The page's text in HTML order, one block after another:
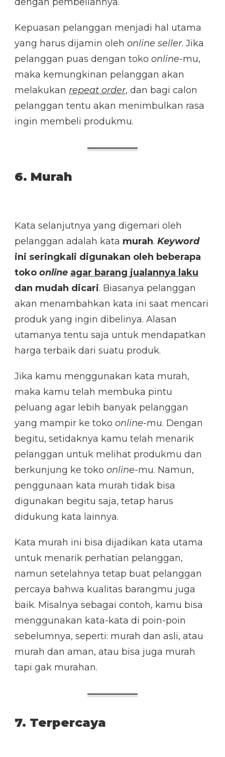
Kepuasan pelanggan menjadi hal utama
yang harus dijamin oleh online seller. Jika
pelanggan puas dengan toko online-mu,
maka kemungkinan pelanggan akan
melakukan repeat order, dan bagi calon
pelanggan tentu akan menimbulkan rasa
ingin membeli produkmu.
6. Murah
Kata selanjutnya yang digemari oleh
pelanggan adalah kata murah. Keyword
ini seringkali digunakan oleh beberapa
toko online agar barang jualannya laku
dan mudah dicari. Biasanya pelanggan
akan menambahkan kata ini saat mencari
produk yang ingin dibelinya. Alasan
utamanya tentu saja untuk mendapatkan
harga terbaik dari suatu produk.
Jika kamu menggunakan kata murah,
maka kamu telah membuka pintu
peluang agar lebih banyak pelanggan
yang mampir ke toko online-mu. Dengan
begitu, setidaknya kamu telah menarik
pelanggan untuk melihat produkmu dan
berkunjung ke toko online-mu. Namun,
penggunaan kata murah tidak bisa
digunakan begitu saja, tetap harus
didukung kata lainnya.
Kata murah ini bisa dijadikan kata utama
untuk menarik perhatian pelanggan,
namun setelahnya tetap buat pelanggan
percaya bahwa kualitas barangmu juga
baik. Misalnya sebagai contoh, kamu bisa
menggunakan kata-kata di poin-poin
sebelumnya, seperti: murah dan asli, atau
murah dan aman, atau bisa juga murah
tapi gak murahan.
7. Terpercaya